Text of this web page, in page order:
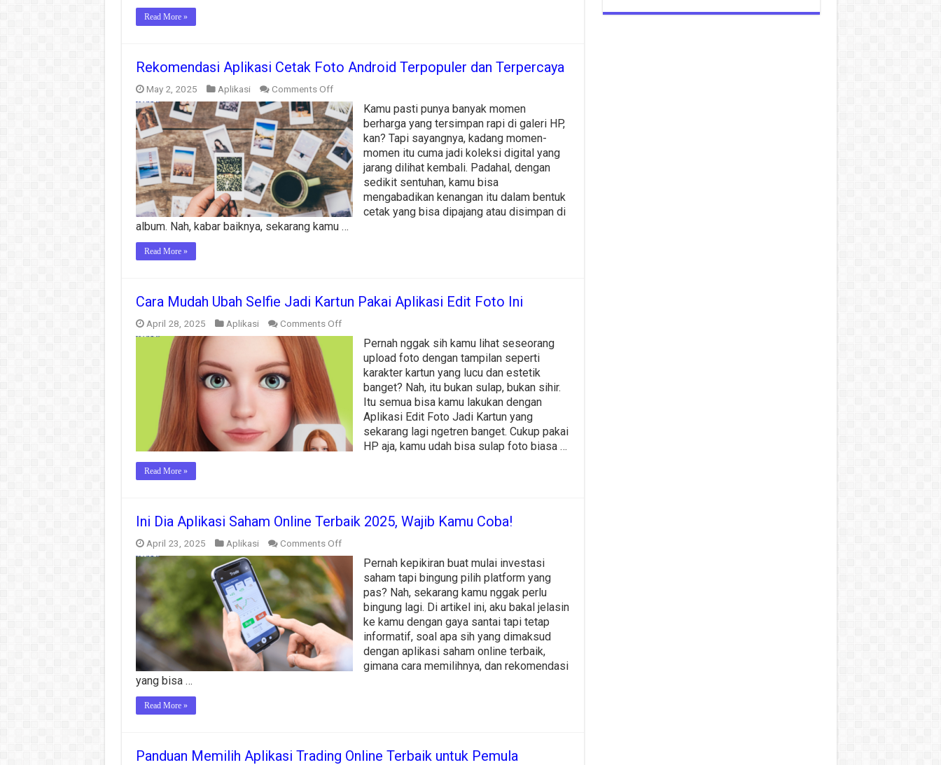
Read More »
Rekomendasi Aplikasi Cetak Foto Android Terpopuler dan Terpercaya
May 2, 2025 Aplikasi Comments Offon
Rekomendasi
Aplikasi
Cetak
Foto
Android
Terpopuler
dan
Terpercaya
Kamu pasti punya banyak momen
berharga yang tersimpan rapi di galeri HP,
kan? Tapi sayangnya, kadang momen-
momen itu cuma jadi koleksi digital yang
jarang dilihat kembali. Padahal, dengan
sedikit sentuhan, kamu bisa
mengabadikan kenangan itu dalam bentuk
cetak yang bisa dipajang atau disimpan di
album. Nah, kabar baiknya, sekarang kamu …
Read More »
Cara Mudah Ubah Selfie Jadi Kartun Pakai Aplikasi Edit Foto Ini
April 28, 2025 Aplikasi Comments Offon
Cara
Mudah
Selfie
Kartun
Aplikasi
Edit
Foto
Ini
Pernah nggak sih kamu lihat seseorang
upload foto dengan tampilan seperti
karakter kartun yang lucu dan estetik
banget? Nah, itu bukan sulap, bukan sihir.
Itu semua bisa kamu lakukan dengan
Aplikasi Edit Foto Jadi Kartun yang
sekarang lagi ngetren banget. Cukup pakai
HP aja, kamu udah bisa sulap foto biasa …
Read More »
Ini Dia Aplikasi Saham Online Terbaik 2025, Wajib Kamu Coba!
April 23, 2025 Aplikasi Comments Offon
Ini
Aplikasi
Saham
Online
Terbaik
2025,
Wajib
Kamu
Coba!
Pernah kepikiran buat mulai investasi
saham tapi bingung pilih platform yang
pas? Nah, sekarang kamu nggak perlu
bingung lagi. Di artikel ini, aku bakal jelasin
ke kamu dengan gaya santai tapi tetap
informatif, soal apa sih yang dimaksud
dengan aplikasi saham online terbaik,
gimana cara memilihnya, dan rekomendasi
yang bisa …
Read More »
Panduan Memilih Aplikasi Trading Online Terbaik untuk Pemula